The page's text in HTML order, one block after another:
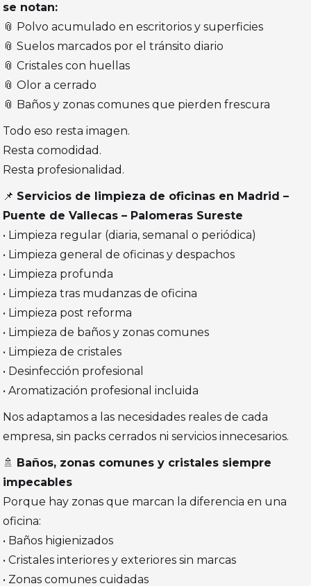
se notan:
📎 Polvo acumulado en escritorios y superficies
📎 Suelos marcados por el tránsito diario
📎 Cristales con huellas
📎 Olor a cerrado
📎 Baños y zonas comunes que pierden frescura
Todo eso resta imagen.
Resta comodidad.
Resta profesionalidad.
📌 Servicios de limpieza de oficinas en Madrid –
Puente de Vallecas – Palomeras Sureste
• Limpieza regular (diaria, semanal o periódica)
• Limpieza general de oficinas y despachos
• Limpieza profunda
• Limpieza tras mudanzas de oficina
• Limpieza post reforma
• Limpieza de baños y zonas comunes
• Limpieza de cristales
• Desinfección profesional
• Aromatización profesional incluida
Nos adaptamos a las necesidades reales de cada
empresa, sin packs cerrados ni servicios innecesarios.
🚿 Baños, zonas comunes y cristales siempre
impecables
Porque hay zonas que marcan la diferencia en una
oficina:
• Baños higienizados
• Cristales interiores y exteriores sin marcas
• Zonas comunes cuidadas